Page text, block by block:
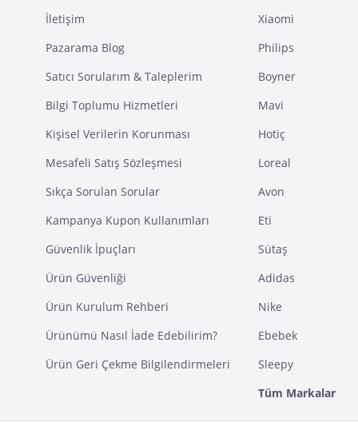
İletişim
Pazarama Blog
Satıcı Sorularım & Taleplerim
Bilgi Toplumu Hizmetleri
Kişisel Verilerin Korunması
Mesafeli Satış Sözleşmesi
Sıkça Sorulan Sorular
Kampanya Kupon Kullanımları
Güvenlik İpuçları
Ürün Güvenliği
Ürün Kurulum Rehberi
Ürünümü Nasıl İade Edebilirim?
Ürün Geri Çekme Bilgilendirmeleri
Xiaomi
Philips
Boyner
Mavi
Hotiç
Loreal
Avon
Eti
Sütaş
Adidas
Nike
Ebebek
Sleepy
Tüm Markalar